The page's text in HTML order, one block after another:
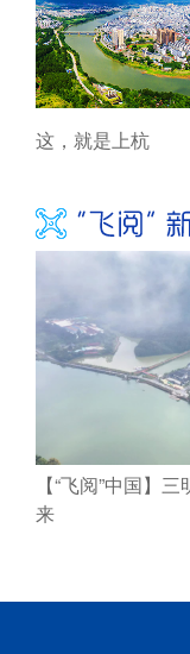
这，就是上杭
【“飞阅”中国】
来